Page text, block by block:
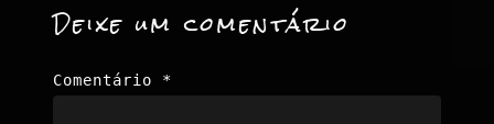
Deixe um comentário
Comentário *